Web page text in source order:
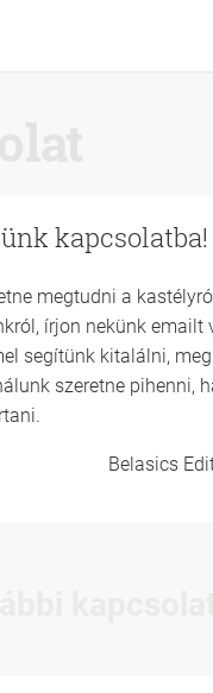
kapcsolatba!
megtudni a
írjon nekünk emailt
segítünk kitalálni,
szeretne pihenni,
Belasics